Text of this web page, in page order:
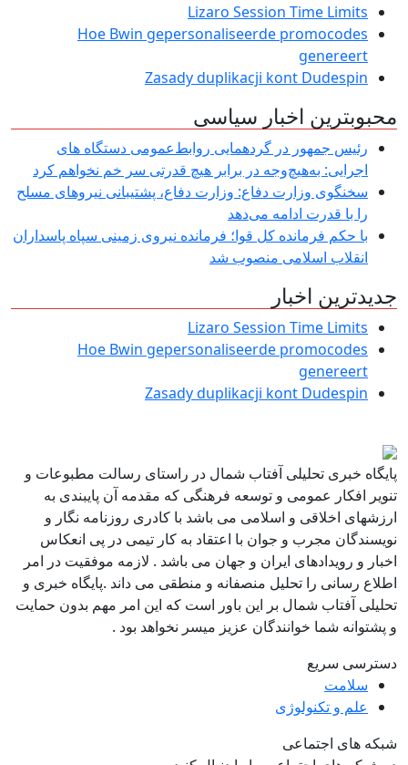
Lizaro Session Time Limits
Hoe Bwin gepersonaliseerde promocodes
genereert
Zasady duplikacji kont Dudespin
محبوبترین اخبار سیاسی
رئیس جمهور در گردهمایی روابط‌عمومی دستگاه های
اجرایی: به‌هیچ‌وجه در برابر هیچ قدرتی سر خم نخواهم کرد
سخنگوی وزارت دفاع: وزارت دفاع، پشتیبانی نیرو‌های مسلح
را با قدرت ادامه می‌دهد
با حکم فرمانده کل قوا؛ فرمانده نیروی زمینی سپاه پاسداران
انقلاب اسلامی منصوب شد
جدیدترین اخبار
Lizaro Session Time Limits
Hoe Bwin gepersonaliseerde promocodes
genereert
Zasady duplikacji kont Dudespin
پایگاه خبری تحلیلی آفتاب شمال در راستای رسالت مطبوعات و
تنویر افکار عمومی و توسعه فرهنگی که مقدمه آن پایبندی به
ارزشهای اخلاقی و اسلامی می باشد با کادری روزنامه نگار و
نویسندگان مجرب و جوان با اعتقاد به کار تیمی در پی انعکاس
اخبار و رویدادهای ایران و جهان می باشد . لازمه موفقیت در امر
اطلاع رسانی را تحلیل منصفانه و منطقی می داند .پایگاه خبری و
تحلیلی آفتاب شمال بر این باور است که این امر مهم بدون حمایت
و پشتوانه شما خوانندگان عزیز میسر نخواهد بود .
دسترسی سریع
سلامت
علم و تکنولوژی
شبکه های اجتماعی